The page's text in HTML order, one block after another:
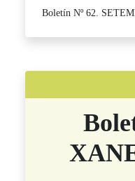
Boletín Nº 62.